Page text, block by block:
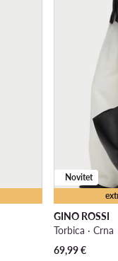
Novitet
GINO ROSSI
Torbica · Crna
69,99€